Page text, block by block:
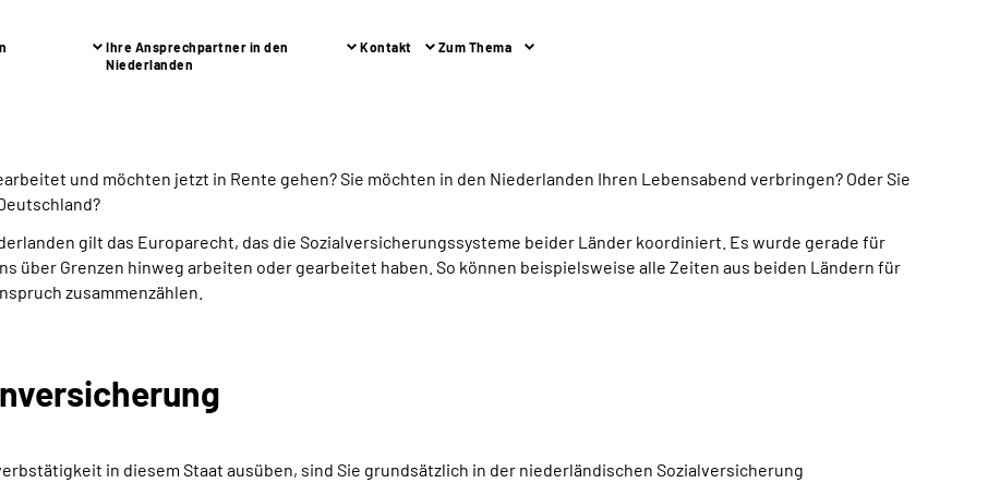
Ihre Ansprechpartner in den
Niederlanden
Kontakt Zum Thema
und möchten jetzt in Rente gehen? Sie möchten in den Niederlanden Ihren Lebensabend verbringen? Oder Sie
gilt das Europarecht, das die Sozialversicherungssysteme beider Länder koordiniert. Es wurde gerade für
über Grenzen hinweg arbeiten oder gearbeitet haben. So können beispielsweise alle Zeiten aus beiden Ländern für
zusammenzählen.
in diesem Staat ausüben, sind Sie grundsätzlich in der niederländischen Sozialversicherung